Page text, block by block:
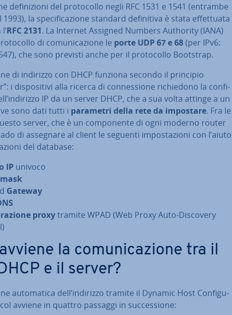
de­fi­ni­zio­ni del pro­to­col­lo negli RFC 1531 e 1541 (entrambe
1993), la spe­ci­fi­ca­zio­ne standard de­fi­ni­ti­va è stata ef­fet­tua­ta
RFC 2131. La Internet Assigned Numbers Authority (IANA)
di co­mu­ni­ca­zio­ne le porte UDP 67 e 68(per IPv6:
che sono previsti anche per il pro­to­col­lo Bootstrap.
di indirizzo con DHCP funziona secondo il principio
i di­spo­si­ti­vi alla ricerca di con­nes­sio­ne ri­chie­do­no la con­fi­
IP da un server DHCP, che a sua volta attinge a un
sono dati tutti i parametri della rete da impostare. Fra le
server, che è un com­po­nen­te di ogni moderno router
di assegnare al client le seguenti im­po­sta­zio­ni con l’aiuto
del database:
IP univoco
Gateway
proxytramite WPAD (Web Proxy Auto-Discovery
la co­mu­ni­ca­zio­ne tra il
e il server?
au­to­ma­ti­ca dell’indirizzo tramite il Dynamic Host Con­fi­gu­
avviene in quattro passaggi in suc­ces­sio­ne: